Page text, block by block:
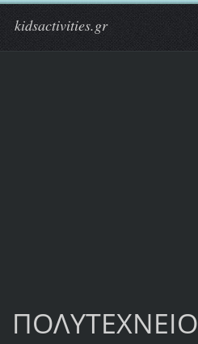
kidsactivities.gr
ΠΟΛΥΤΕΧΝΕΙΟ